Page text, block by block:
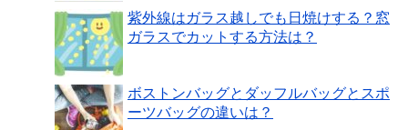
紫外線はガラス越しでも日焼けする？窓
ガラスでカットする方法は？
ボストンバッグとダッフルバッグとスポ
ーツバッグの違いは？